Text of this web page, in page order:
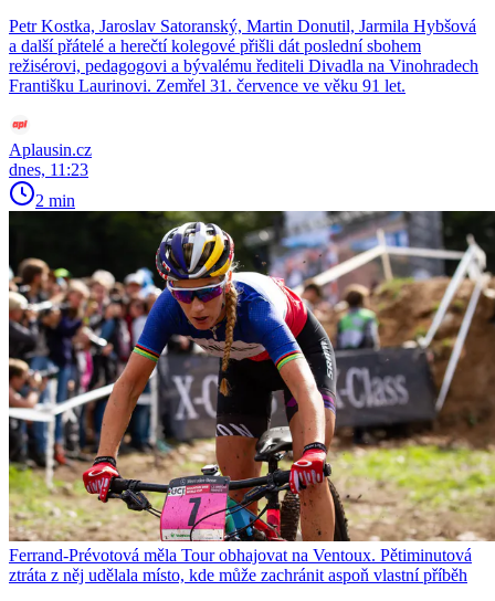
Petr Kostka, Jaroslav Satoranský, Martin Donutil, Jarmila Hybšová
a další přátelé a herečtí kolegové přišli dát poslední sbohem
režisérovi, pedagogovi a bývalému řediteli Divadla na Vinohradech
Františku Laurinovi. Zemřel 31. července ve věku 91 let.
Aplausin.cz
dnes, 11:23
2 min
Ferrand-Prévotová měla Tour obhajovat na Ventoux. Pětiminutová
ztráta z něj udělala místo, kde může zachránit aspoň vlastní příběh